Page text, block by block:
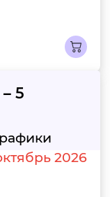
5
2026